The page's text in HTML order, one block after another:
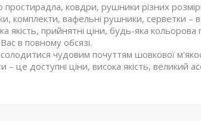
ковдри, рушники різних
комплекти, вафельні рушники, серветки –
якість, прийнятні ціни, будь-яка кольорова
в повному обсязі.
чудовим почуттям шовкової
– це доступні ціни, висока якість, великий